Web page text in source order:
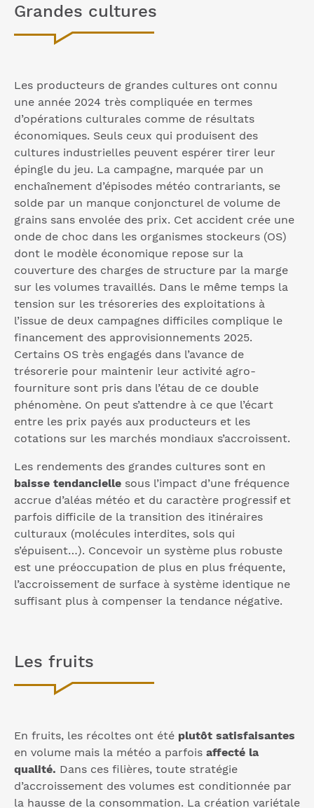
Grandes cultures
Les producteurs de grandes cultures ont connu
une année 2024 très compliquée en termes
d’opérations culturales comme de résultats
économiques. Seuls ceux qui produisent des
cultures industrielles peuvent espérer tirer leur
épingle du jeu. La campagne, marquée par un
enchaînement d’épisodes météo contrariants, se
solde par un manque conjoncturel de volume de
grains sans envolée des prix. Cet accident crée une
onde de choc dans les organismes stockeurs (OS)
dont le modèle économique repose sur la
couverture des charges de structure par la marge
sur les volumes travaillés. Dans le même temps la
tension sur les trésoreries des exploitations à
l’issue de deux campagnes difficiles complique le
financement des approvisionnements 2025.
Certains OS très engagés dans l’avance de
trésorerie pour maintenir leur activité agro-
fourniture sont pris dans l’étau de ce double
phénomène. On peut s’attendre à ce que l’écart
entre les prix payés aux producteurs et les
cotations sur les marchés mondiaux s’accroissent.
Les rendements des grandes cultures sont en
baisse tendancielle sous l’impact d’une fréquence
accrue d’aléas météo et du caractère progressif et
parfois difficile de la transition des itinéraires
culturaux (molécules interdites, sols qui
s’épuisent…). Concevoir un système plus robuste
est une préoccupation de plus en plus fréquente,
l’accroissement de surface à système identique ne
suffisant plus à compenser la tendance négative.
Les fruits
En fruits, les récoltes ont été plutôt satisfaisantes
en volume mais la météo a parfois affecté la
qualité. Dans ces filières, toute stratégie
d’accroissement des volumes est conditionnée par
la hausse de la consommation. La création variétale